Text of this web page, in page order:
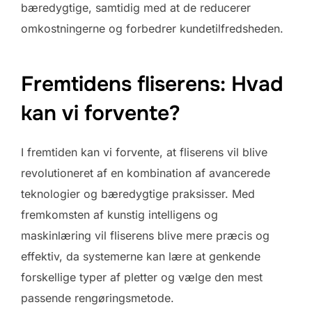
bæredygtige, samtidig med at de reducerer
omkostningerne og forbedrer kundetilfredsheden.
Fremtidens fliserens: Hvad
kan vi forvente?
I fremtiden kan vi forvente, at fliserens vil blive
revolutioneret af en kombination af avancerede
teknologier og bæredygtige praksisser. Med
fremkomsten af kunstig intelligens og
maskinlæring vil fliserens blive mere præcis og
effektiv, da systemerne kan lære at genkende
forskellige typer af pletter og vælge den mest
passende rengøringsmetode.